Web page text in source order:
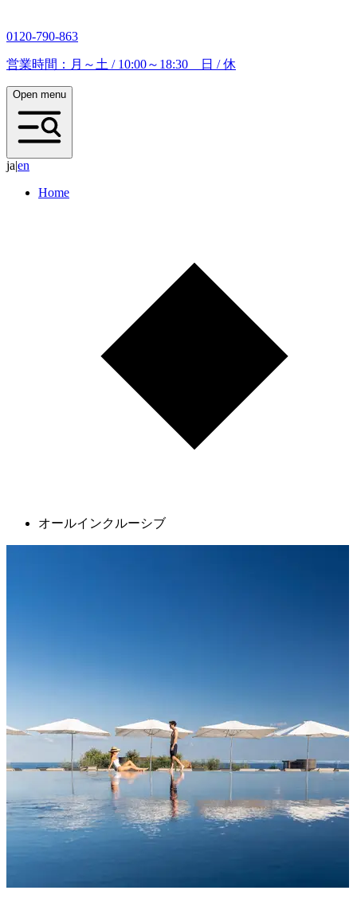
0120-790-863
営業時間：月～土 / 10:00～18:30 日 / 休
Open menu
ja|en
Home
オールインクルーシブ